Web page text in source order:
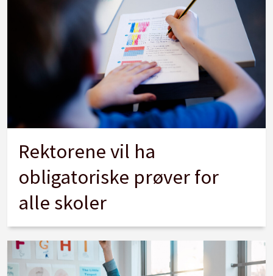
Rektorene vil ha
obligatoriske prøver for
alle skoler